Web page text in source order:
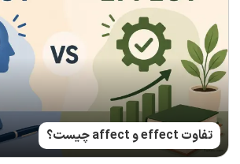
تفاوت effect و affect چیست؟